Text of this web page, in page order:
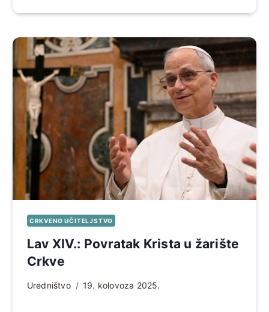
CRKVENO UČITELJSTVO
Lav XIV.: Povratak Krista u žarište
Crkve
Uredništvo 19. kolovoza 2025.